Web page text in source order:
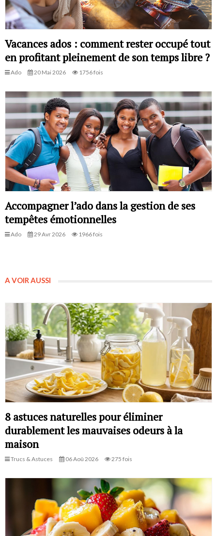
Vacances ados : comment rester occupé tout
en profitant pleinement de son temps libre ?
Ado 20 Mai 2026 1756 fois
Accompagner l’ado dans la gestion de ses
tempêtes émotionnelles
Ado 29 Avr 2026 1966 fois
A VOIR AUSSI
8 astuces naturelles pour éliminer
durablement les mauvaises odeurs à la
maison
Trucs & Astuces 06 Aoû 2026 275 fois